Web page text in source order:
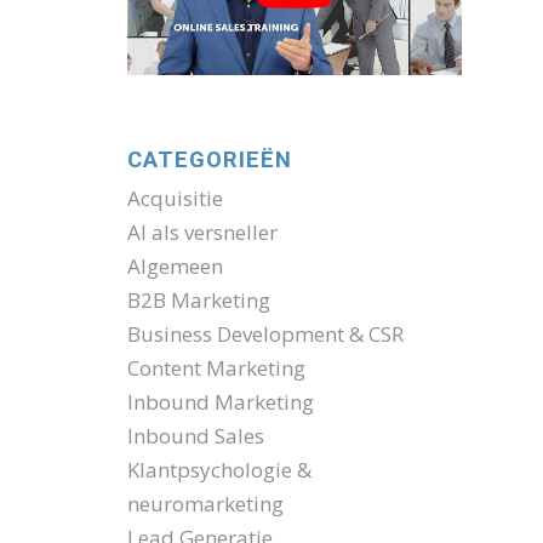
CATEGORIEËN
Acquisitie
AI als versneller
Algemeen
B2B Marketing
Business Development & CSR
Content Marketing
Inbound Marketing
Inbound Sales
Klantpsychologie &
neuromarketing